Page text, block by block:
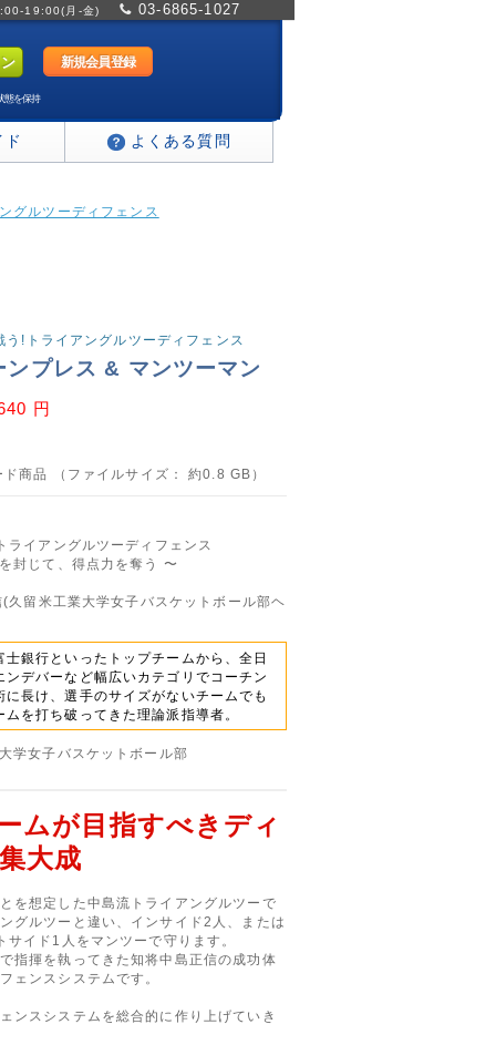
19:00(月-金) 03-6865-1027
新規会員登録
態を保持
よくある質問
グルツーディフェンス
!トライアングルツーディフェンス
プレス & マンツーマン
円
ド商品 （ファイルサイズ： 約0.8 GB）
ライアングルツーディフェンス
封じて、得点力を奪う 〜
久留米工業大学女子バスケットボール部ヘ
銀行といったトップチームから、全日
デバーなど幅広いカテゴリでコーチン
長け、選手のサイズがないチームでも
を打ち破ってきた理論派指導者。
学女子バスケットボール部
ムが目指すべきディ
大成
を想定した中島流トライアングルツーで
グルツーと違い、インサイド2人、または
サイド1人をマンツーで守ります。
指揮を執ってきた知将中島正信の成功体
ェンスシステムです。
ンスシステムを総合的に作り上げていき